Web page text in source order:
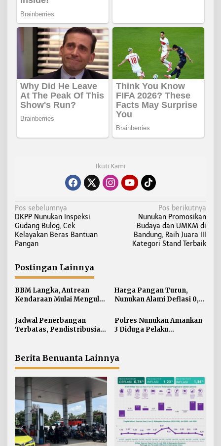
Ikuti Kami
N
a
v
i
a
s
i
p
o
s
Pos sebelumnya
DKPP Nunukan Inspeksi
Gudang Bulog, Cek
Kelayakan Beras Bantuan
Pangan
Pos berikutnya
Nunukan Promosikan
Budaya dan UMKM di
Bandung, Raih Juara III
Kategori Stand Terbaik
Postingan Lainnya
BBM Langka, Antrean
Kendaraan Mulai Mengular
Nunukan
Harga Pangan Turun,
Nunukan Alami Deflasi 0,74
Jadwal Penerbangan
Terbatas, Pendistribusian
Malinau
Polres Nunukan Amankan
3 Diduga Pelaku
Berita Benuanta Lainnya